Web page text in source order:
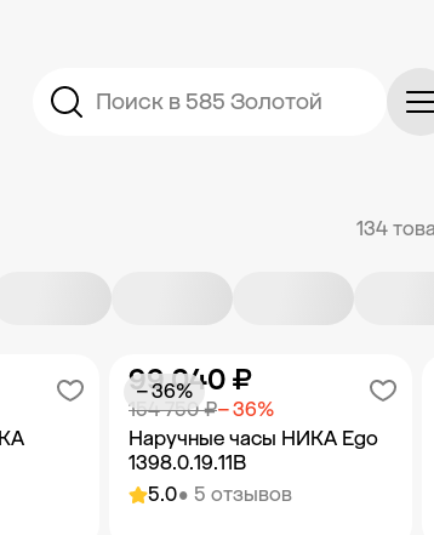
Поиск в 585 Золотой
134
5.0• 5 отзывов
Наручные часы НИКА Ego
1398.0.19.11B
154 750 ₽− 36%
99 040 ₽
− 36%